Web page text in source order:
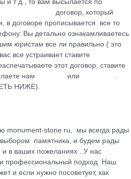
и т д., то вам высылается по
договор, который
в договоре прописывается все то
Вы детально ознакамливаетесь
юристам все ли правильно ( это
все устраивает ставите
этот договор, ставите
нам
или
НИЖЕ).
monument-stone.ru, мы всегда рады
выбором памятника, и будем рады
в ваших пожеланиях . У нас
профессиональный подход. Наш
и если нужно посоветует, как